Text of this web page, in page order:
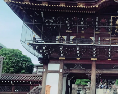
ท่องเที่ยว
อาหาร
ความบันเทิง
นวัตกรรม
ชีวิตในญี่ปุ่น